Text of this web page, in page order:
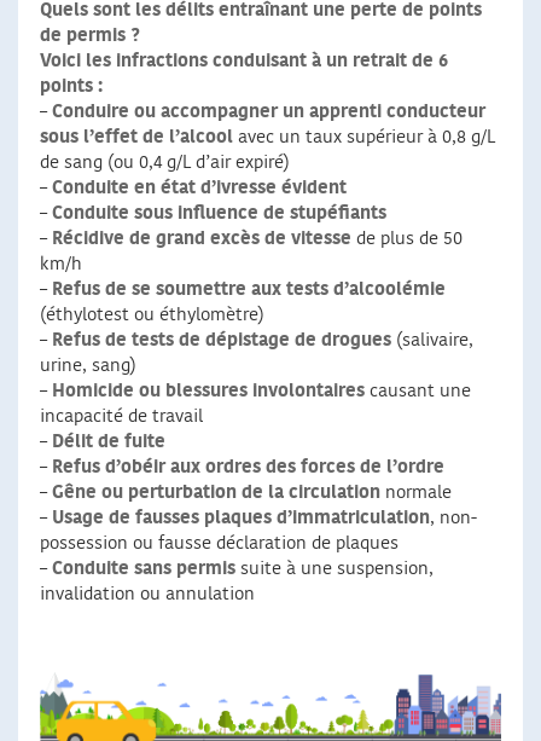
Quels sont les délits entraînant une perte de points
de permis ?
Voici les infractions conduisant à un retrait de 6
points :
– Conduire ou accompagner un apprenti conducteur
sous l’effet de l’alcool avec un taux supérieur à 0,8 g/L
de sang (ou 0,4 g/L d’air expiré)
– Conduite en état d’ivresse évident
– Conduite sous influence de stupéfiants
– Récidive de grand excès de vitesse de plus de 50
km/h
– Refus de se soumettre aux tests d’alcoolémie
(éthylotest ou éthylomètre)
– Refus de tests de dépistage de drogues (salivaire,
urine, sang)
– Homicide ou blessures involontaires causant une
incapacité de travail
– Délit de fuite
– Refus d’obéir aux ordres des forces de l’ordre
– Gêne ou perturbation de la circulation normale
– Usage de fausses plaques d’immatriculation, non-
possession ou fausse déclaration de plaques
– Conduite sans permis suite à une suspension,
invalidation ou annulation